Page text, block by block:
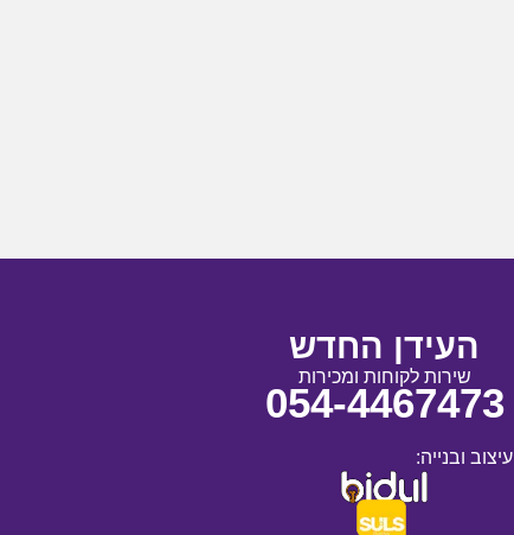
העידן החדש
שירות לקוחות ומכירות
054-4467473
עיצוב ובנייה: